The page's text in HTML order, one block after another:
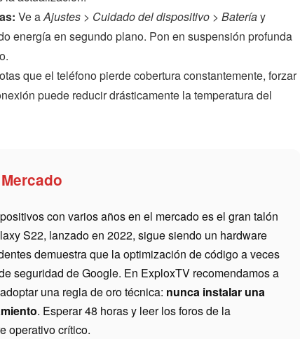
Ve aAjustes > Cuidado del dispositivo > Bateríay
energía en segundo plano. Pon en suspensión profunda
que el teléfono pierde cobertura constantemente, forzar
puede reducir drásticamente la temperatura del
con varios años en el mercado es el gran talón
S22, lanzado en 2022, sigue siendo un hardware
demuestra que la optimización de código a veces
seguridad de Google. En ExploxTV recomendamos a
una regla de oro técnica: nunca instalar una
. Esperar 48 horas y leer los foros de la
operativo crítico.